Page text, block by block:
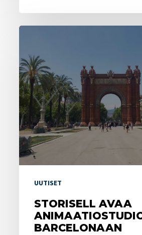
animaatiostudion
Barcelonaan
UUTISET
STORISELL AVAA
BARCELONAAN